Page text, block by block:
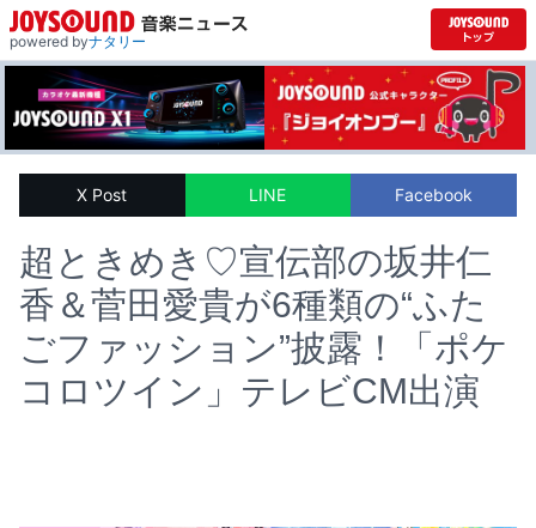
powered byナタリー
X Post LINE Facebook
超ときめき♡宣伝部の坂井仁
香＆菅田愛貴が6種類の“ふた
ごファッション”披露！「ポケ
コロツイン」テレビCM出演